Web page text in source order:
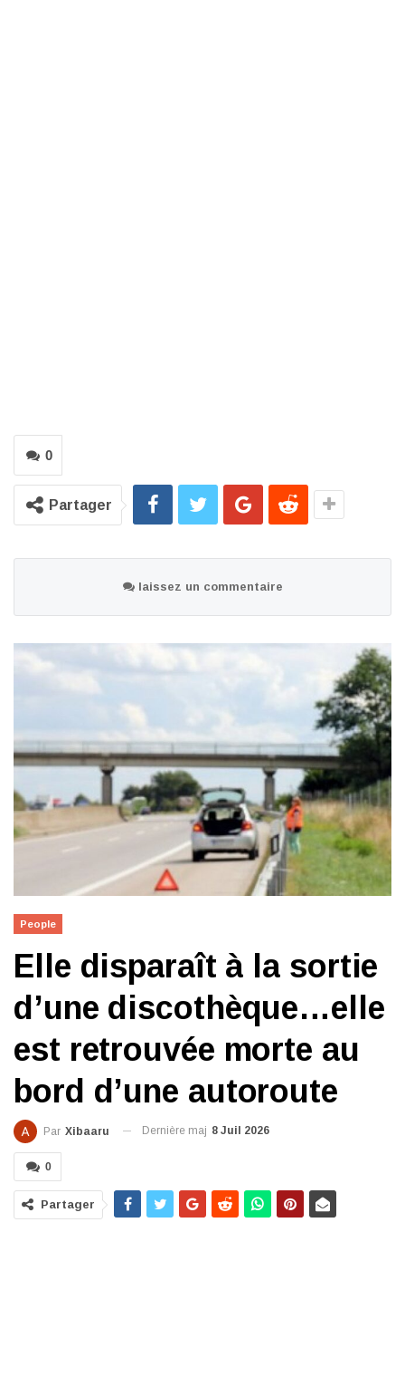
0
Partager
laissez un commentaire
People
Elle disparaît à la sortie
d’une discothèque…elle
est retrouvée morte au
bord d’une autoroute
Par Xibaaru Dernière maj 8 Juil 2026
0
Partager